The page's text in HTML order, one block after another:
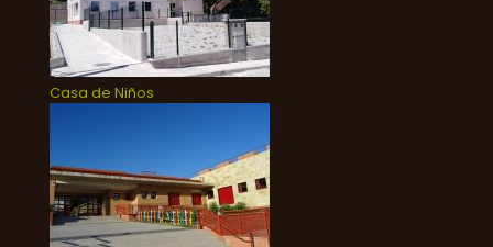
Casa de Niños